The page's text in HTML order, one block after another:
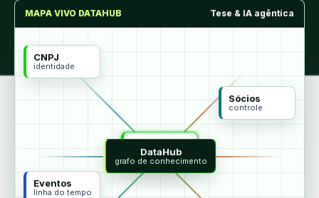
MAPA VIVO DATAHUB Tese & IA agêntica
CNPJ
identidade
Sócios
controle
Eventos
linha do tempo
agentes
DataHub
grafo de conhecimento